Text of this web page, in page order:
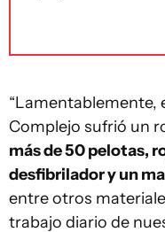
“Lamentablemente,
Complejo sufrió un
más de 50 pelotas,
desfibrilador y un
entre otros
trabajo diario de